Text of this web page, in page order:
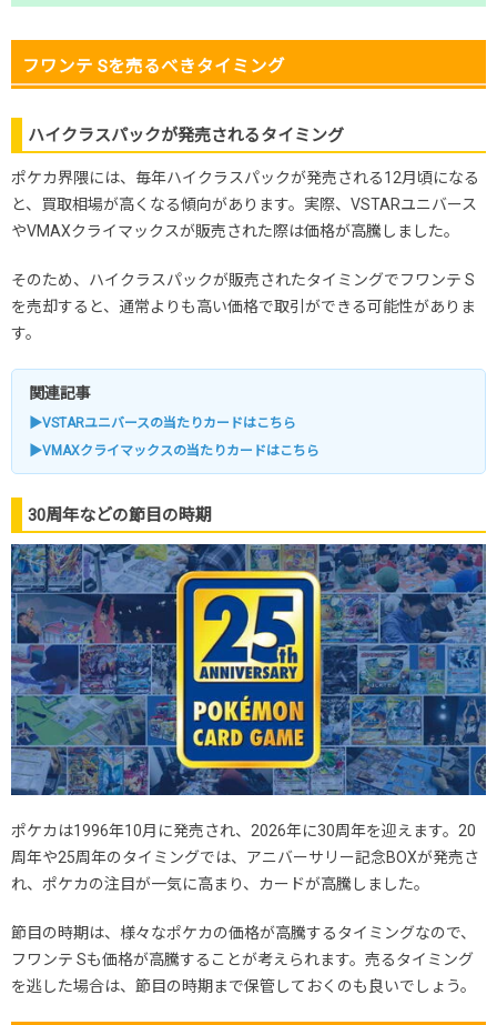
フワンテ Sを売るべきタイミング
ハイクラスパックが発売されるタイミング
ポケカ界隈には、毎年ハイクラスパックが発売される12月頃になる
と、買取相場が高くなる傾向があります。実際、VSTARユニバース
やVMAXクライマックスが販売された際は価格が高騰しました。
そのため、ハイクラスパックが販売されたタイミングでフワンテ S
を売却すると、通常よりも高い価格で取引ができる可能性がありま
す。
関連記事
▶VSTARユニバースの当たりカードはこちら
▶VMAXクライマックスの当たりカードはこちら
30周年などの節目の時期
ポケカは1996年10月に発売され、2026年に30周年を迎えます。20
周年や25周年のタイミングでは、アニバーサリー記念BOXが発売さ
れ、ポケカの注目が一気に高まり、カードが高騰しました。
節目の時期は、様々なポケカの価格が高騰するタイミングなので、
フワンテ Sも価格が高騰することが考えられます。売るタイミング
を逃した場合は、節目の時期まで保管しておくのも良いでしょう。